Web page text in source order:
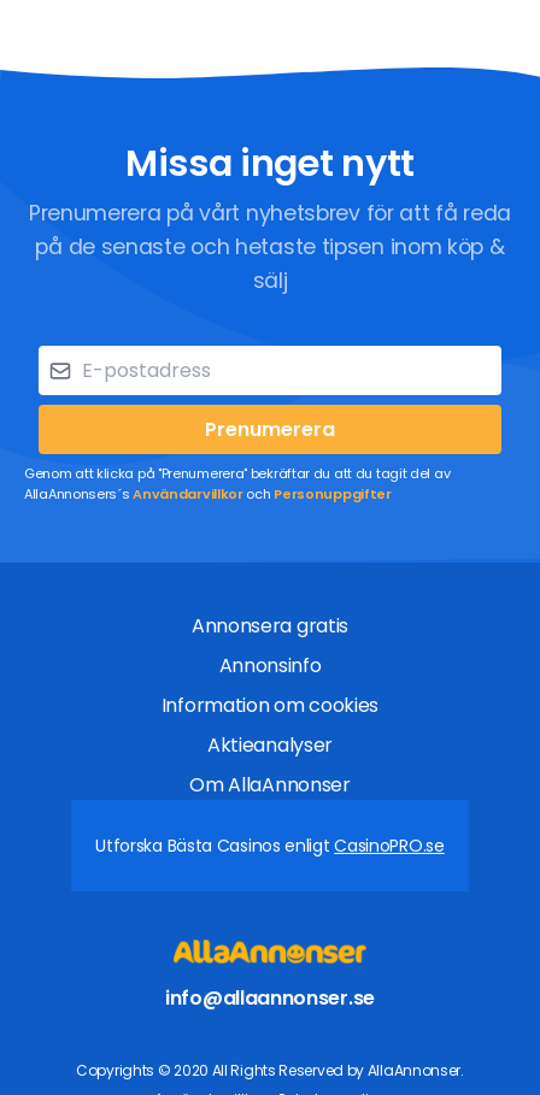
Missa inget nytt
Prenumerera på vårt nyhetsbrev för att få reda
på de senaste och hetaste tipsen inom köp &
sälj
Prenumerera
Genom att klicka på "Prenumerera" bekräftar du att du tagit del av
AllaAnnonsers´sAnvändarvillkoroch Personuppgifter
Annonsera gratis
Annonsinfo
Information om cookies
Aktieanalyser
Om AllaAnnonser
Utforska Bästa Casinos enligtCasinoPRO.se
info@allaannonser.se
Copyrights © 2020 All Rights Reserved by AllaAnnonser.